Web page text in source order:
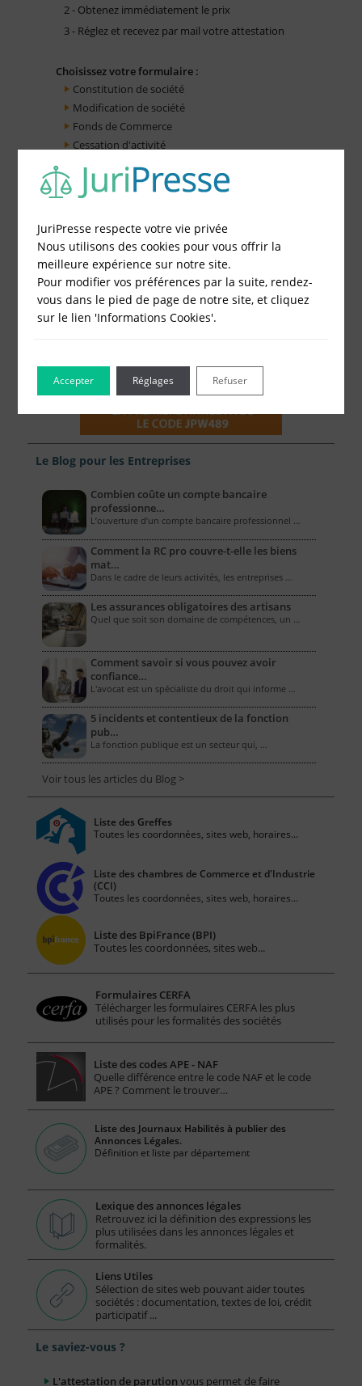
2 - Obtenez immédiatement le prix
3 - Réglez et recevez par mail votre attestation
Choisissez votre formulaire :
Constitution de société
Modification de société
Fonds de Commerce
Cessation d'activité
Le Blog pour les Entreprises
Combien coûte un compte bancaire
professionne…
L’ouverture d’un compte bancaire professionnel …
Comment la RC pro couvre-t-elle les biens
mat…
Dans le cadre de leurs activités, les entreprises …
Les assurances obligatoires des artisans
Quel que soit son domaine de compétences, un …
Comment savoir si vous pouvez avoir
confiance…
L'avocat est un spécialiste du droit qui informe …
5 incidents et contentieux de la fonction
pub…
La fonction publique est un secteur qui, …
Voir tous les articles du Blog >
Liste des Greffes
Toutes les coordonnées, sites web, horaires...
Liste des chambres de Commerce et d'Industrie
(CCI)
Toutes les coordonnées, sites web, horaires...
Liste des BpiFrance (BPI)
Toutes les coordonnées, sites web...
Formulaires CERFA
Télécharger les formulaires CERFA les plus
utilisés pour les formalités des sociétés
Liste des codes APE - NAF
Quelle différence entre le code NAF et le code
APE ? Comment le trouver…
Liste des Journaux Habilités à publier des
Annonces Légales.
Définition et liste par département
Lexique des annonces légales
Retrouvez ici la définition des expressions les
plus utilisées dans les annonces légales et
formalités.
Liens Utiles
Sélection de sites web pouvant aider toutes
sociétés : documentation, textes de loi, crédit
participatif ...
Le saviez-vous ?
L'attestation de parution vous permet de faire
JuriPresse respecte votre vie privée
Nous utilisons des cookies pour vous offrir la
meilleure expérience sur notre site.
Pour modifier vos préférences par la suite, rendez-
vous dans le pied de page de notre site, et cliquez
sur le lien 'Informations Cookies'.
Accepter Refuser
Réglages